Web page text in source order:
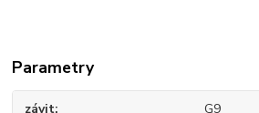
Parametry
závit G9